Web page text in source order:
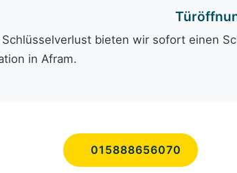
bieten wir sofort einen
in Afram.
015888656070